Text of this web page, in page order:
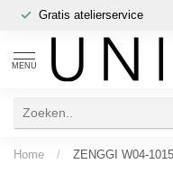
Gratis atelierservice
MENU
Home / ZENGGI W04-